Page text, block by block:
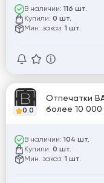
В наличии: 116 шт.
Купили: 0 шт.
Мин. заказ: 1 шт.
0.0
Отпечатки
более 10 000
В наличии: 104 шт.
Купили: 0 шт.
Мин. заказ: 1 шт.